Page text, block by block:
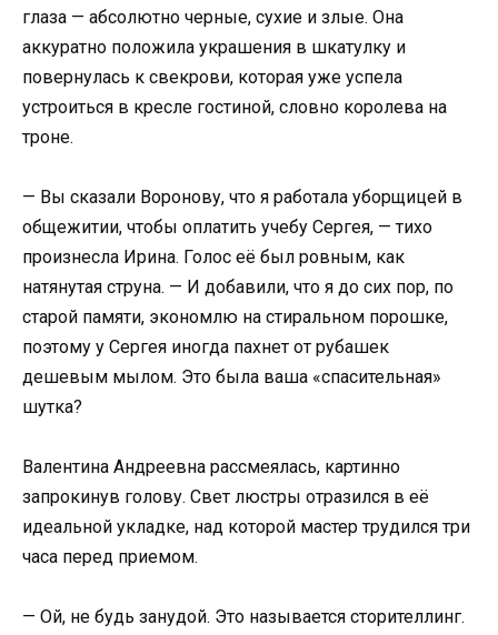
глаза — абсолютно черные, сухие и злые. Она
аккуратно положила украшения в шкатулку и
повернулась к свекрови, которая уже успела
устроиться в кресле гостиной, словно королева на
троне.
— Вы сказали Воронову, что я работала уборщицей в
общежитии, чтобы оплатить учебу Сергея, — тихо
произнесла Ирина. Голос её был ровным, как
натянутая струна. — И добавили, что я до сих пор, по
старой памяти, экономлю на стиральном порошке,
поэтому у Сергея иногда пахнет от рубашек
дешевым мылом. Это была ваша «спасительная»
шутка?
Валентина Андреевна рассмеялась, картинно
запрокинув голову. Свет люстры отразился в её
идеальной укладке, над которой мастер трудился три
часа перед приемом.
— Ой, не будь занудой. Это называется сторителлинг.